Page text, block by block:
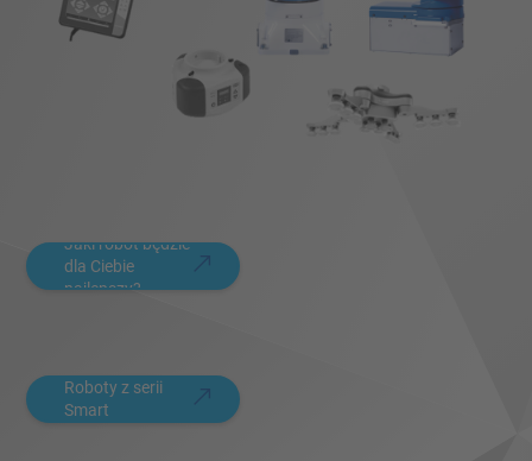
Jaki robot będzie
dla Ciebie
najlepszy?
Roboty z serii
Smart